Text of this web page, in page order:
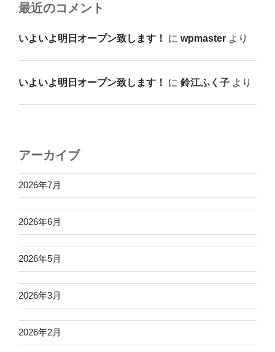
最近のコメント
いよいよ明日オープン致します！ に wpmaster より
いよいよ明日オープン致します！ に 鈴江ふく子 より
アーカイブ
2026年7月
2026年6月
2026年5月
2026年3月
2026年2月